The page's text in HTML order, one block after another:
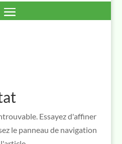
Essayez d'affiner
le panneau de navigation